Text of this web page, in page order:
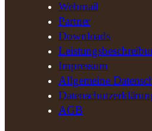
o
o
k
Webmail
Partner
Downloads
Impressum
Allgemeine
AGB